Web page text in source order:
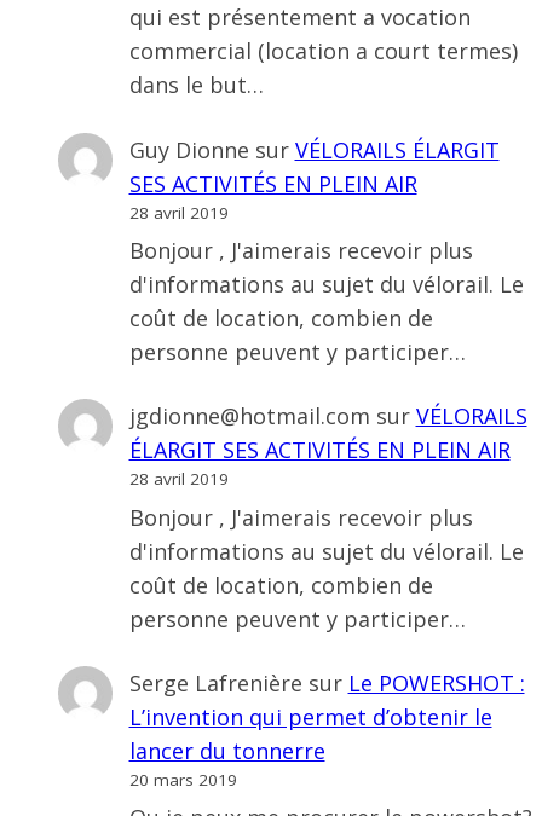
qui est présentement a vocation
commercial (location a court termes)
dans le but…
Guy Dionne sur VÉLORAILS ÉLARGIT
SES ACTIVITÉS EN PLEIN AIR
28 avril 2019
Bonjour , J'aimerais recevoir plus
d'informations au sujet du vélorail. Le
coût de location, combien de
personne peuvent y participer…
jgdionne@hotmail.com sur VÉLORAILS
ÉLARGIT SES ACTIVITÉS EN PLEIN AIR
28 avril 2019
Bonjour , J'aimerais recevoir plus
d'informations au sujet du vélorail. Le
coût de location, combien de
personne peuvent y participer…
Serge Lafrenière sur Le POWERSHOT :
L’invention qui permet d’obtenir le
lancer du tonnerre
20 mars 2019